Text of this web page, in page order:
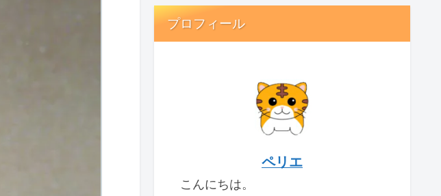
プロフィール
ペリエ
こんにちは。